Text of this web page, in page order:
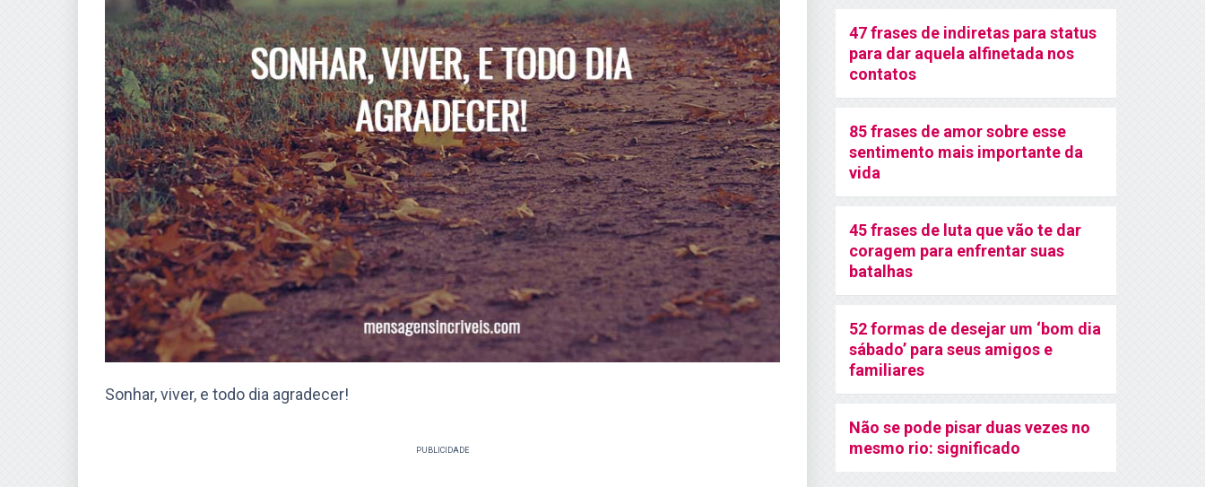
Sonhar, viver, e todo dia agradecer!
PUBLICIDADE
47 frases de indiretas para status
para dar aquela alfinetada nos
contatos
85 frases de amor sobre esse
sentimento mais importante da
vida
45 frases de luta que vão te dar
coragem para enfrentar suas
batalhas
52 formas de desejar um ‘bom dia
sábado’ para seus amigos e
familiares
Não se pode pisar duas vezes no
mesmo rio: significado